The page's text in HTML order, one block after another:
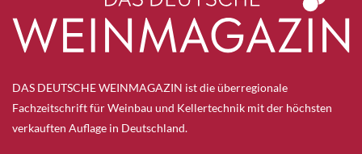
DAS DEUTSCHE WEINMAGAZIN ist die überregionale
Fachzeitschrift für Weinbau und Kellertechnik mit der höchsten
verkauften Auflage in Deutschland.